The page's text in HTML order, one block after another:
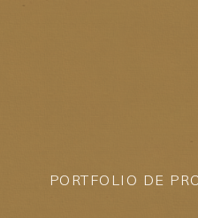
PORTFOLIO DE